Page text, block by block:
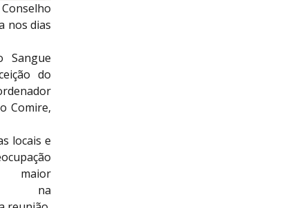
nos dias
Sangue
do
Comire,
locais e
na